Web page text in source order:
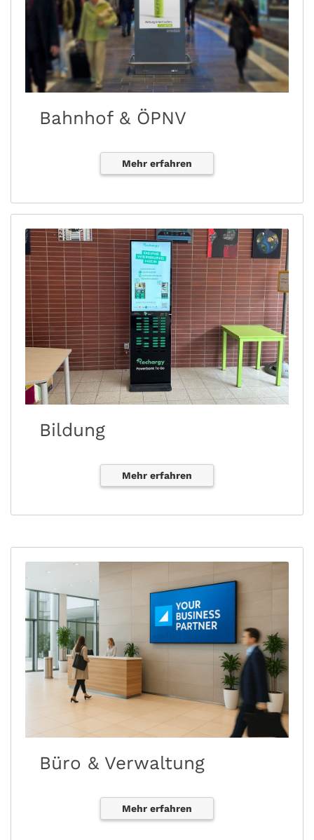
Bahnhof & ÖPNV
Mehr erfahren
Bildung
Mehr erfahren
Büro & Verwaltung
Mehr erfahren